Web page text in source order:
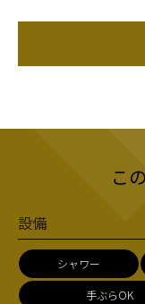
こ
設備
シャワー
手ぶらOK